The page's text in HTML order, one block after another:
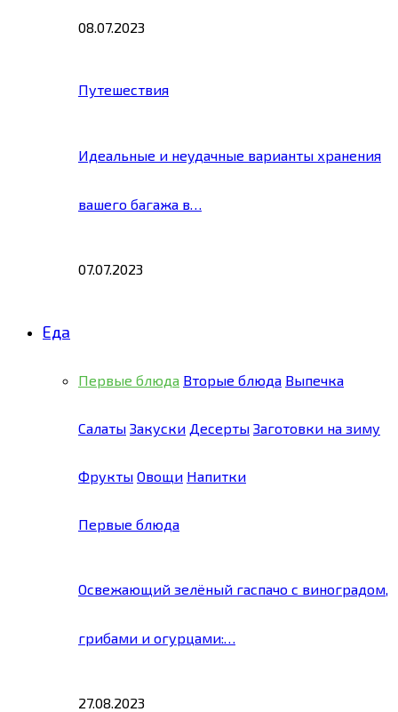
08.07.2023
Путешествия
Идеальные и неудачные варианты хранения
вашего багажа в…
07.07.2023
Еда
Первые блюда Вторые блюда Выпечка
Салаты Закуски Десерты Заготовки на зиму
Фрукты Овощи Напитки
Первые блюда
Освежающий зелёный гаспачо с виноградом,
грибами и огурцами:…
27.08.2023